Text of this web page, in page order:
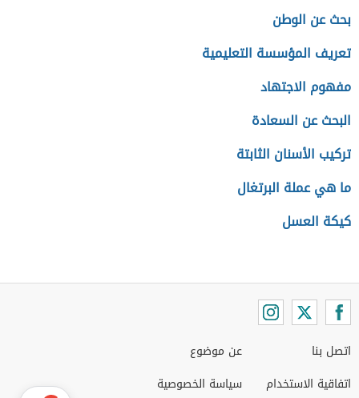
بحث عن الوطن
تعريف المؤسسة التعليمية
مفهوم الاجتهاد
البحث عن السعادة
تركيب الأسنان الثابتة
ما هي عملة البرتغال
كيكة العسل
اتصل بنا
اتفاقية الاستخدام
عن موضوع
سياسة الخصوصية